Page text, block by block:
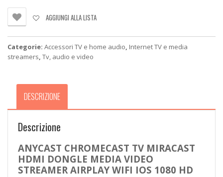
HDMI
DONGLE
STREAMER
AIRPLAY
quantità
AGGIUNGI ALLA LISTA
Categorie: Accessori TV e home audio, Internet TV e media
streamers, Tv, audio e video
DESCRIZIONE
Descrizione
ANYCAST CHROMECAST TV MIRACAST
HDMI DONGLE MEDIA VIDEO
STREAMER AIRPLAY WIFI IOS 1080 HD